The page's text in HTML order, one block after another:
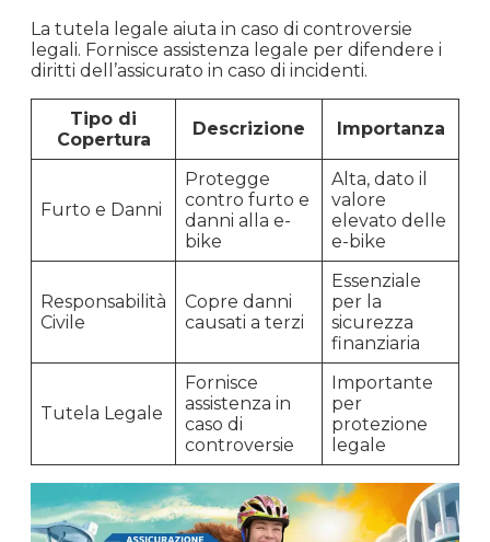
La tutela legale aiuta in caso di controversie
legali. Fornisce assistenza legale per difendere i
diritti dell’assicurato in caso di incidenti.
Tipo di
Copertura
Descrizione Importanza
Furto e Danni
Protegge
contro furto e
danni alla e-
bike
Alta, dato il
valore
elevato delle
e-bike
Responsabilità
Civile
Copre danni
causati a terzi
Essenziale
per la
sicurezza
finanziaria
Tutela Legale
Fornisce
assistenza in
caso di
controversie
Importante
per
protezione
legale